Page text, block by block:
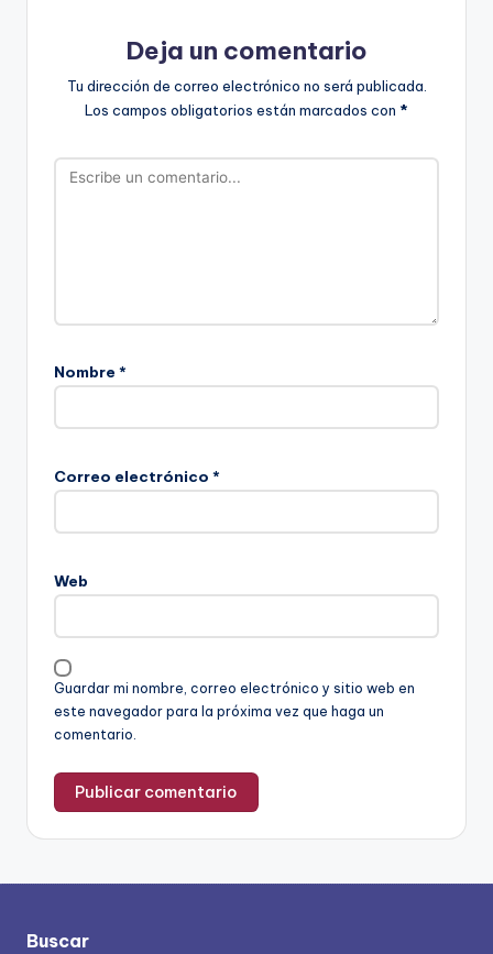
Deja un comentario
Tu dirección de correo electrónico no será publicada.
Los campos obligatorios están marcados con *
Nombre *
Correo electrónico *
Web
Guardar mi nombre, correo electrónico y sitio web en
este navegador para la próxima vez que haga un
comentario.
Buscar